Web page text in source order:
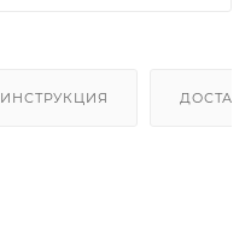
ИНСТРУКЦИЯ